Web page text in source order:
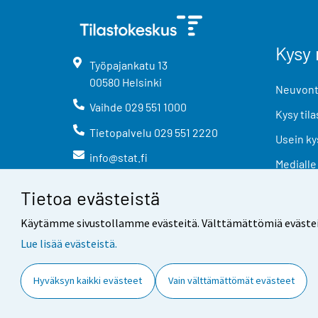
Tietoa evästeistä
Käytämme sivustollamme evästeitä. Välttämättömiä
Lue lisää evästeistä.
Hyväksyn kaikki evästeet Vain välttämättömät evästeet
Työpajankatu 13
00580 Helsinki
Vaihde 029 551 1000
Tietopalvelu 029 551 2220
info@stat.fi
Kysy
Usein
Medialle
Yhteystiedot Palaute